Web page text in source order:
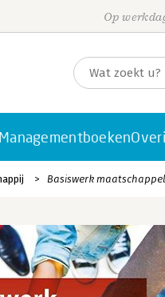
Op
Managementboeken
Basiswerk